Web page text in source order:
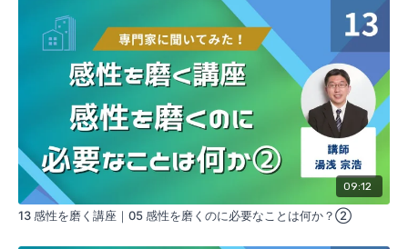
09:12
13 感性を磨く講座｜05 感性を磨くのに必要なことは何か？②